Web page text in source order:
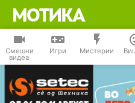
Смешни
видеа
Игри Мистерии